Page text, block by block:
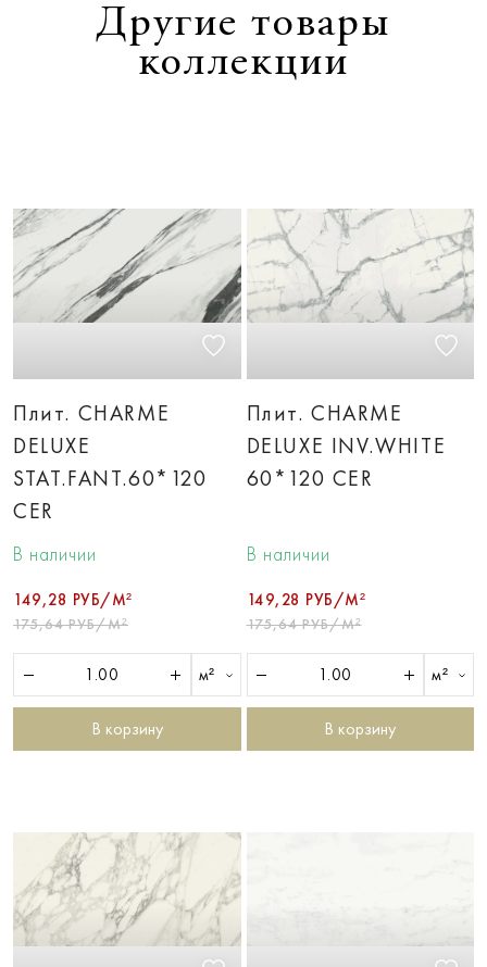
Другие товары
коллекции
Плит. CHARME
DELUXE
STAT.FANT.60*120
CER
В наличии
149,28 РУБ/М²
175,64 РУБ/М²
м²
В корзину
Плит. CHARME
DELUXE INV.WHITE
60*120 CER
В наличии
149,28 РУБ/М²
175,64 РУБ/М²
м²
В корзину